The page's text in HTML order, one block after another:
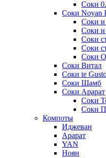
Соки
Соки Noyan
Соки и
Соки и
Соки
Соки
Соки
Соки Витал
Соки te
Соки Шамб
Соки Арарат
Соки
Соки
Компоты
Иджеван
Арарат
YAN
Ноян